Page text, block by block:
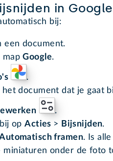
in
bij:
een document.
mapGoogle.
.
document dat je gaat
.
opActies > Bijsnijden.
framen. Is
miniaturen onder de foto